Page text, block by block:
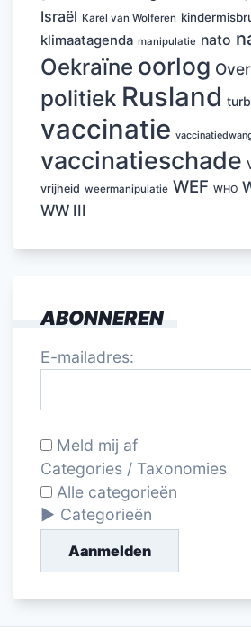
Israël Karel van Wolferen
klimaatagenda manipulatie nato
Oekraïne oorlog
politiek Rusland
vaccinatie
vaccinatieschade
vrijheid weermanipulatie WEF WHO
WW III
ABONNEREN
E-mailadres:
Meld mij af
Categories / Taxonomies
Alle categorieën
Categorieën
Aanmelden